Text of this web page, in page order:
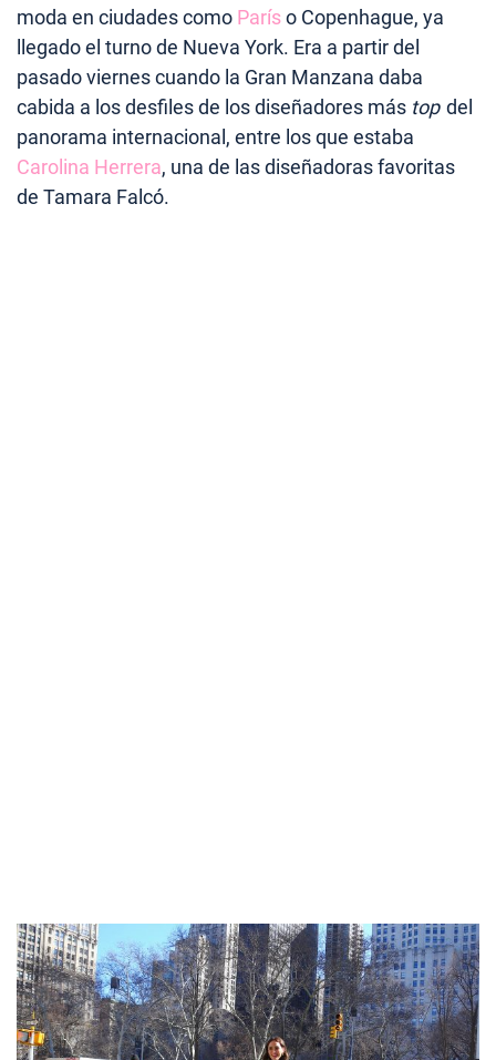
moda en ciudades como Paríso Copenhague, ya
llegado el turno de Nueva York. Era a partir del
pasado viernes cuando la Gran Manzana daba
cabida a los desfiles de los diseñadores más top del
panorama internacional, entre los que estaba
Carolina Herrera, una de las diseñadoras favoritas
de Tamara Falcó.